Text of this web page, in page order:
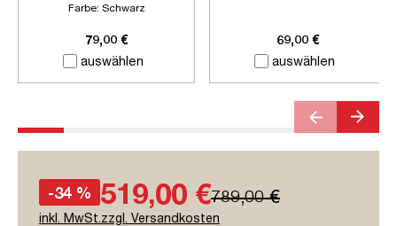
auswählen
Farbe: Schwarz
79,00 €
auswählen
69,00 €
-34 % 519,00 €789,00 €
inkl. MwSt.zzgl. Versandkosten